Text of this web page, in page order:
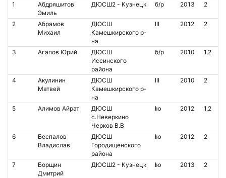
1
Абдряшитов
Эмиль
ДЮСШ2 - Кузнецк б/р 2013 2
2
Абрамов
Михаил
ДЮСШ
Камешкирского р-
на
III 2012 2
3 Агапов Юрий
ДЮСШ
Иссинского
района
б/р 2010 1,2
4
Акулинин
Матвей
ДЮСШ
Камешкирского р-
на
III 2010 2
5 Алимов Айрат
ДЮСШ
с.Неверкино
Черков В.В
Iю 2012 1,2
6
Беспалов
Владислав
ДЮСШ
Городищенского
района
Iю 2012 2
7
Борщин
Дмитрий
ДЮСШ2 - Кузнецк Iю 2013 2